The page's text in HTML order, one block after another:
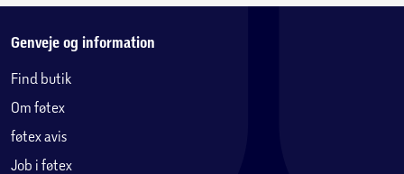
Genveje og information
Find butik
Om føtex
føtex avis
Job i føtex